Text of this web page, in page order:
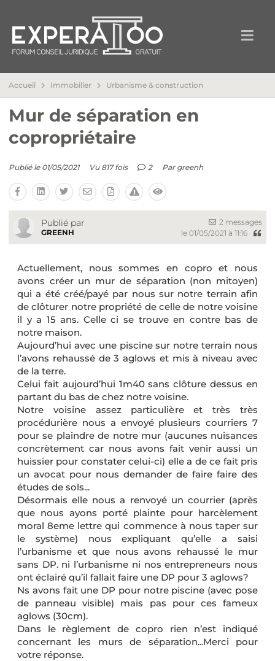
Accueil Immobilier Urbanisme & construction
Mur de séparation en
copropriétaire
Publié le 01/05/2021 Vu 817 fois 2 Par greenh
Publié par
GREENH
2 messages
le 01/05/2021 à 11:16
Actuellement, nous sommes en copro et nous
avons créer un mur de séparation (non mitoyen)
qui a été créé/payé par nous sur notre terrain afin
de clôturer notre propriété de celle de notre voisine
il y a 15 ans. Celle ci se trouve en contre bas de
notre maison.
Aujourd’hui avec une piscine sur notre terrain nous
l’avons rehaussé de 3 aglows et mis à niveau avec
de la terre.
Celui fait aujourd’hui 1m40 sans clôture dessus en
partant du bas de chez notre voisine.
Notre voisine assez particulière et très très
procédurière nous a envoyé plusieurs courriers 7
pour se plaindre de notre mur (aucunes nuisances
concrètement car nous avons fait venir aussi un
huissier pour constater celui-ci) elle a de ce fait pris
un avocat pour nous demander de faire faire des
études de sols...
Désormais elle nous a renvoyé un courrier (après
que nous ayons porté plainte pour harcèlement
moral 8eme lettre qui commence à nous taper sur
le système) nous expliquant qu’elle a saisi
l’urbanisme et que nous avons rehaussé le mur
sans DP. ni l’urbanisme ni nos entrepreneurs nous
ont éclairé qu’il fallait faire une DP pour 3 aglows?
Ns avons fait une DP pour notre piscine (avec pose
de panneau visible) mais pas pour ces fameux
aglows (30cm).
Dans le règlement de copro rien n’est indiqué
concernant les murs de séparation...Merci pour
votre réponse.